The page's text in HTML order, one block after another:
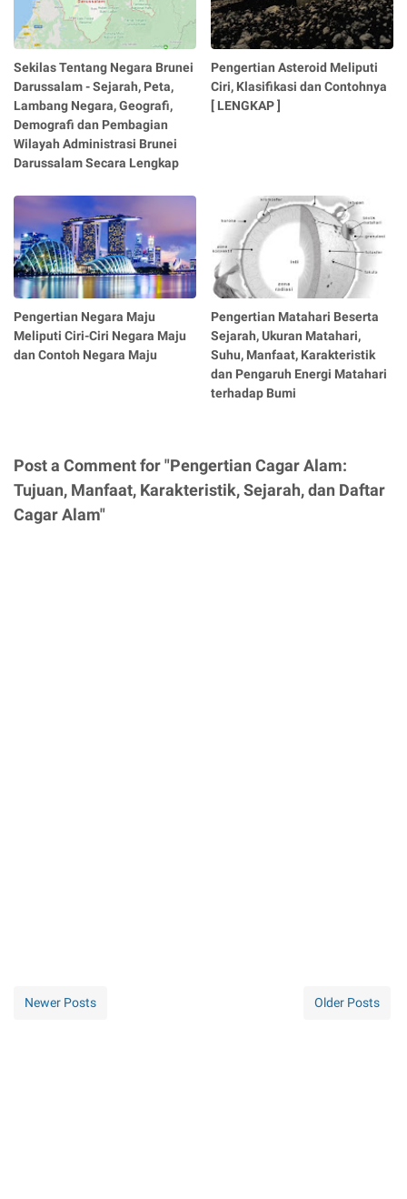
Sekilas Tentang Negara Brunei
Darussalam - Sejarah, Peta,
Lambang Negara, Geografi,
Demografi dan Pembagian
Wilayah Administrasi Brunei
Darussalam Secara Lengkap
Pengertian Asteroid Meliputi
Ciri, Klasifikasi dan Contohnya
[ LENGKAP ]
Pengertian Negara Maju
Meliputi Ciri-Ciri Negara Maju
dan Contoh Negara Maju
Pengertian Matahari Beserta
Sejarah, Ukuran Matahari,
Suhu, Manfaat, Karakteristik
dan Pengaruh Energi Matahari
terhadap Bumi
Post a Comment for "Pengertian Cagar Alam:
Tujuan, Manfaat, Karakteristik, Sejarah, dan Daftar
Cagar Alam"
Newer Posts Older Posts